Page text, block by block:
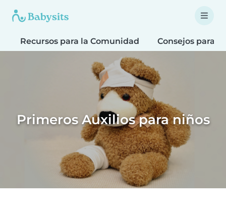
Recursos para la Comunidad Consejos para
Primeros Auxilios para niños